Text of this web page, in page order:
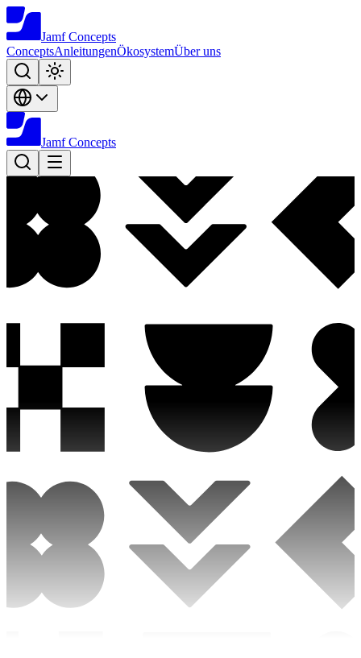
Jamf Concepts
ConceptsAnleitungenÖkosystemÜber uns
Jamf Concepts